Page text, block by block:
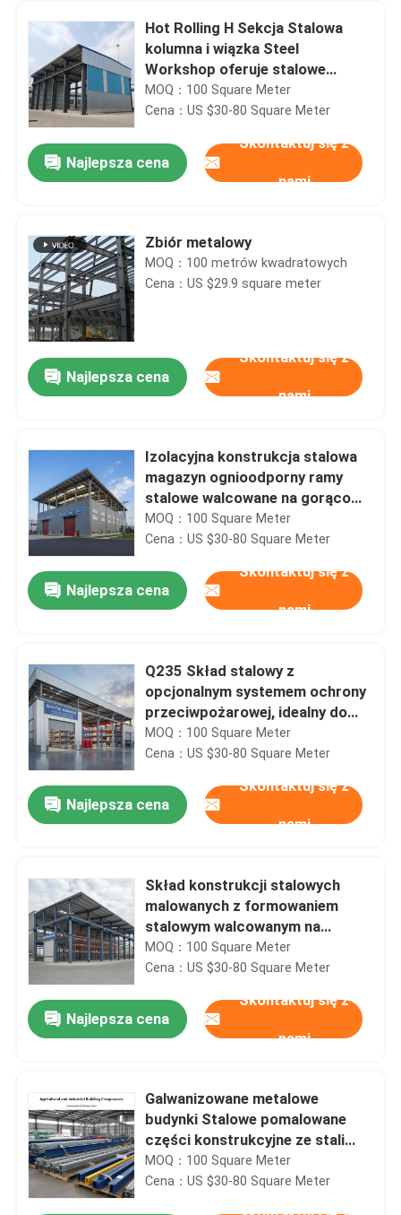
Do domu
Produkty
O nas
Hot Rolling H Sekcja Stalowa
kolumna i wiązka Steel
Workshop oferuje stalowe
blachy pokrycia dachu i opcje
paneli kanapkowych
MOQ：100 Square Meter
Cena：US $30-80 Square Meter
Najlepsza cena
Skontaktuj się z
nami
Zbiór metalowy
MOQ：100 metrów kwadratowych
Cena：US $29.9 square meter
Najlepsza cena
Skontaktuj się z
nami
Izolacyjna konstrukcja stalowa
magazyn ognioodporny ramy
stalowe walcowane na gorąco
budynek przeznaczony do
przechowywania i ochrony
MOQ：100 Square Meter
Cena：US $30-80 Square Meter
Najlepsza cena
Skontaktuj się z
nami
Q235 Skład stalowy z
opcjonalnym systemem ochrony
przeciwpożarowej, idealny do
ciężkich wymagań
przemysłowych
MOQ：100 Square Meter
Cena：US $30-80 Square Meter
Najlepsza cena
Skontaktuj się z
nami
Skład konstrukcji stalowych
malowanych z formowaniem
stalowym walcowanym na
gorąco i stylami wiązań
wiązanych Ruty okrągłe lub rury
przemysłowego
MOQ：100 Square Meter
Cena：US $30-80 Square Meter
Najlepsza cena
Skontaktuj się z
nami
Galwanizowane metalowe
budynki Stalowe pomalowane
części konstrukcyjne ze stali
Idealne do budowy rolniczej i
przemysłowej
MOQ：100 Square Meter
Cena：US $30-80 Square Meter